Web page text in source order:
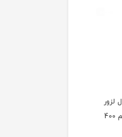
لزور
مدل کلاسیک حجم 400